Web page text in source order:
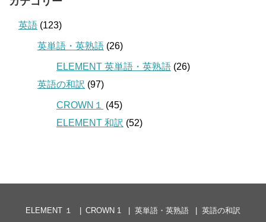
英語 (123)
英単語・英熟語 (26)
ELEMENT 英単語・英熟語 (26)
英語の和訳 (97)
CROWN１
(45)
ELEMENT 和訳 (52)
ELEMENT １ CROWN 1 英単語・英熟語 英語の和訳